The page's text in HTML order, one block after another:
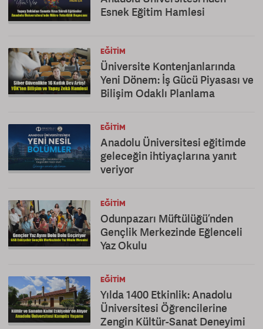
Esnek Eğitim Hamlesi
EĞITIM
Üniversite Kontenjanlarında
Yeni Dönem: İş Gücü Piyasası ve
Bilişim Odaklı Planlama
EĞITIM
Anadolu Üniversitesi eğitimde
geleceğin ihtiyaçlarına yanıt
veriyor
EĞITIM
Odunpazarı Müftülüğü’nden
Gençlik Merkezinde Eğlenceli
Yaz Okulu
EĞITIM
Yılda 1400 Etkinlik: Anadolu
Üniversitesi Öğrencilerine
Zengin Kültür-Sanat Deneyimi